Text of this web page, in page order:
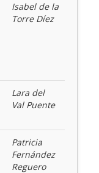
Isabel de la
Torre Díez
Lara del
Val Puente
Patricia
Fernández
Reguero